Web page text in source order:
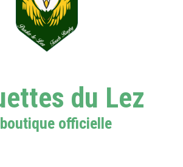
du Lez
officielle